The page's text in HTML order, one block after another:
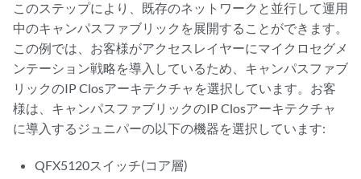
このステップにより、既存のネットワークと並行して運用
中のキャンパスファブリックを展開することができます。
この例では、お客様がアクセスレイヤーにマイクロセグメ
ンテーション戦略を導入しているため、キャンパスファブ
リックのIP Closアーキテクチャを選択しています。お客
様は、キャンパスファブリックのIP Closアーキテクチャ
に導入するジュニパーの以下の機器を選択しています:
QFX5120スイッチ(コア層)